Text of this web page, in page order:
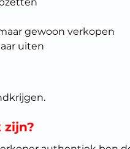
gewoon verkopen
uiten
zijn?